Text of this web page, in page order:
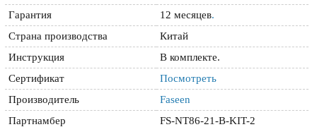
Гарантия
12 месяцев.
Страна производства
Китай
Инструкция
В комплекте.
Сертификат
Посмотреть
Производитель
Faseen
Партнамбер
FS-NT86-21-B-KIT-2